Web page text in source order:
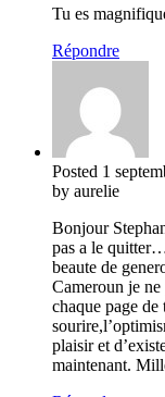
Tu es
Répondre
Posted 1
by aurelie
Bonjour
pas a le
beaute de
Cameroun je
chaque page
plaisir et
maintenant.